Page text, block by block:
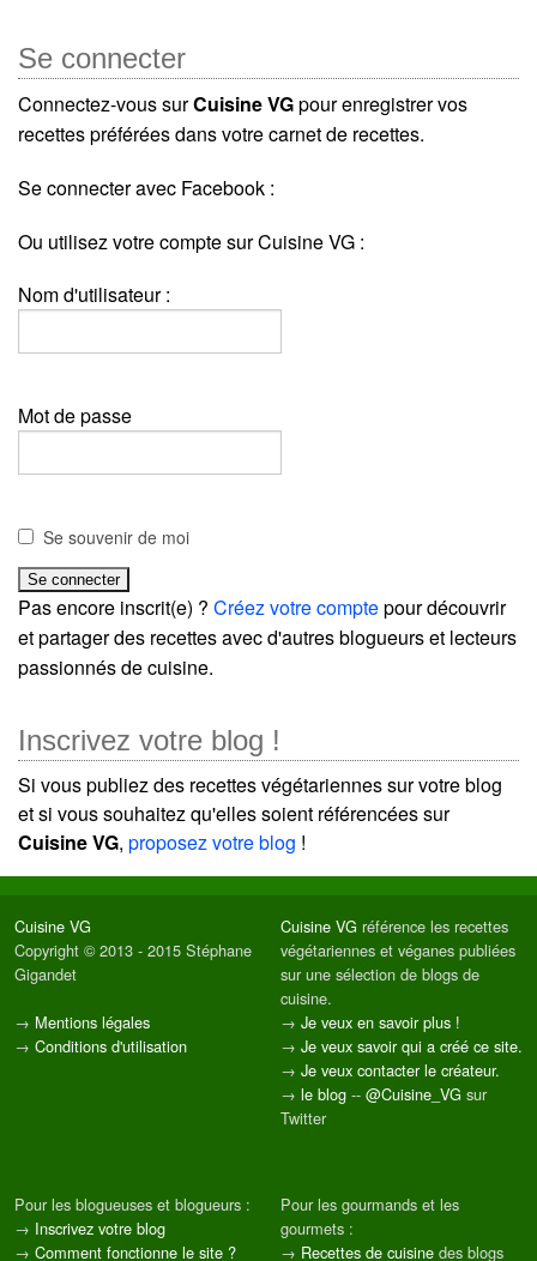
Se connecter
Connectez-vous surCuisine VGpour enregistrer vos
recettes préférées dans votre carnet de recettes.
Se connecter avec Facebook :
Ou utilisez votre compte sur Cuisine VG :
Nom d'utilisateur :
Mot de passe
Se souvenir de moi
Pas encore inscrit(e) ? Créez votre comptepour découvrir
et partager des recettes avec d'autres blogueurs et lecteurs
passionnés de cuisine.
Inscrivez votre blog !
Si vous publiez des recettes végétariennes sur votre blog
et si vous souhaitez qu'elles soient référencées sur
Cuisine VG, proposez votre blog !
Cuisine VG
Copyright © 2013 - 2015 Stéphane
Gigandet
→ Mentions légales
→ Conditions d'utilisation
Cuisine VG référence les recettes
végétariennes et véganes publiées
sur une sélection de blogs de
cuisine.
→ Je veux en savoir plus !
→ Je veux savoir qui a créé ce site.
→ Je veux contacter le créateur.
→ le blog -- @Cuisine_VG sur
Twitter
Pour les blogueuses et blogueurs :
→ Inscrivez votre blog
→ Comment fonctionne le site ?
Pour les gourmands et les
gourmets :
→ Recettes de cuisine des blogs